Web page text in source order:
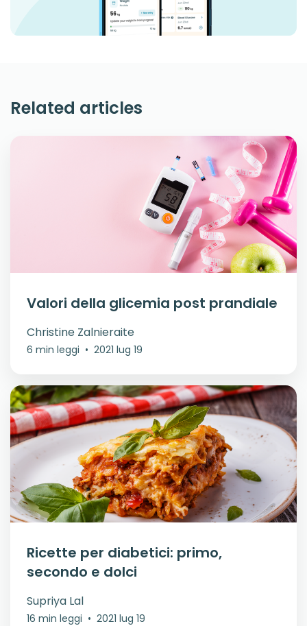
Related articles
Valori della glicemia post prandiale
Christine Zalnieraite
6 min leggi • 2021 lug 19
Ricette per diabetici: primo,
secondo e dolci
Supriya Lal
16 min leggi • 2021 lug 19